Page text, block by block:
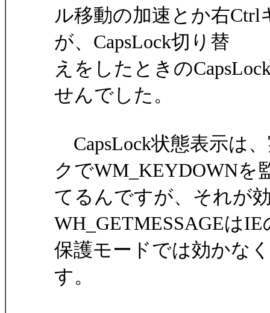
ル移動の加速とか右
が、CapsLock切り替
えをしたときの
せんでした。
CapsLock状態表示は
クでWM_KEYDOWNを
てるんですが、それが
WH_GETMESSAGEはIE
保護モードでは効かな
す。